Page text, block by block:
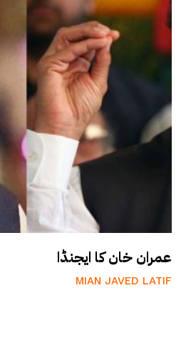
عمران خان کا ایجنڈا
MIAN JAVED LATIF